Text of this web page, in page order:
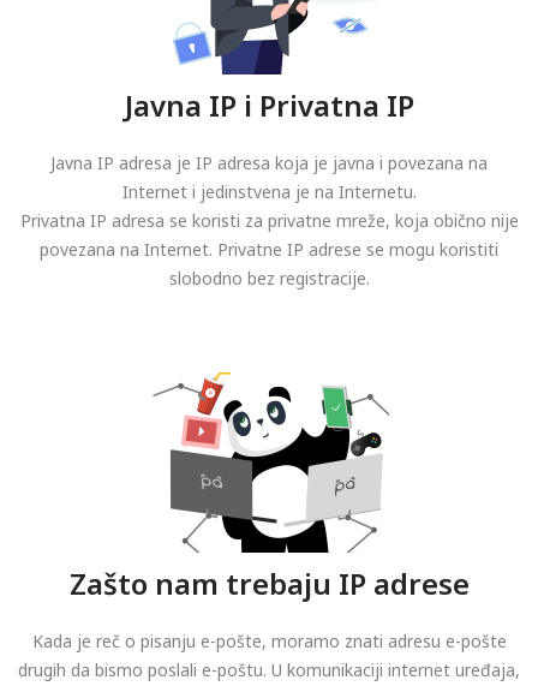
Javna IP i Privatna IP
Javna IP adresa je IP adresa koja je javna i povezana na
Internet i jedinstvena je na Internetu.
Privatna IP adresa se koristi za privatne mreže, koja obično nije
povezana na Internet. Privatne IP adrese se mogu koristiti
slobodno bez registracije.
Zašto nam trebaju IP adrese
Kada je reč o pisanju e-pošte, moramo znati adresu e-pošte
drugih da bismo poslali e-poštu. U komunikaciji internet uređaja,